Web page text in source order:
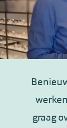
graag